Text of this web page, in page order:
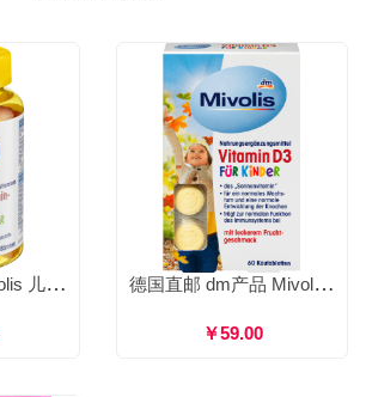
德国直邮 dm Mivolis 儿童维生素小熊软糖 补充营养增强体质提高免疫力 60粒 德国直邮 dm产品 Mivolis 儿童维生素D3咀嚼片 含片促进钙质吸收 60片
￥59.00